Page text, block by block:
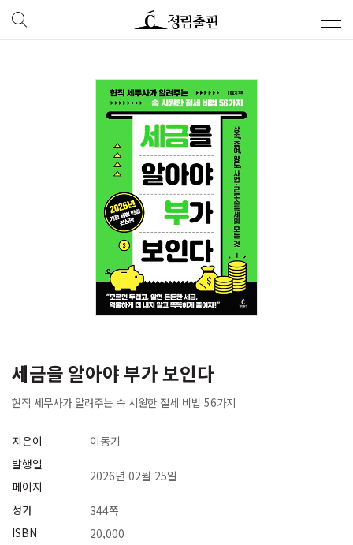
세금을 알아야 부가 보인다
현직 세무사가 알려주는 속 시원한 절세 비법 56가지
지은이
발행일
페이지
정가
ISBN
이동기
2026년 02월 25일
344쪽
20,000